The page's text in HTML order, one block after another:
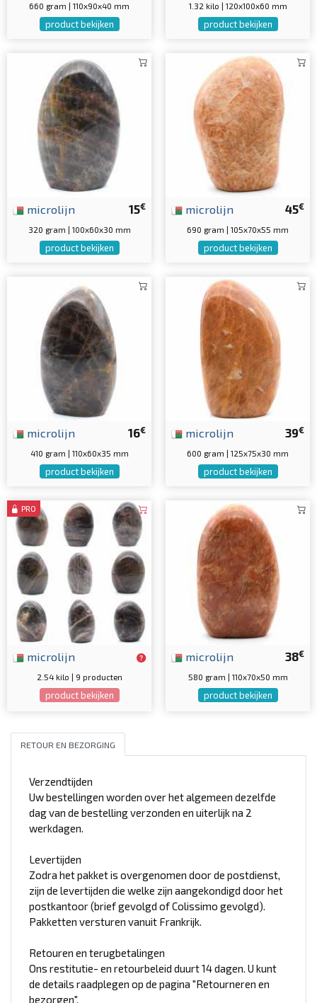
660 gram | 110x90x40 mm
product bekijken
1.32 kilo | 120x100x60 mm
product bekijken
15€
microlijn
320 gram | 100x60x30 mm
product bekijken
45€
microlijn
690 gram | 105x70x55 mm
product bekijken
16€
microlijn
410 gram | 110x60x35 mm
product bekijken
39€
microlijn
600 gram | 125x75x30 mm
product bekijken
PRO
microlijn
2.54 kilo | 9 producten
product bekijken
38€
microlijn
580 gram | 110x70x50 mm
product bekijken
RETOUR EN BEZORGING
Verzendtijden
Uw bestellingen worden over het algemeen dezelfde
dag van de bestelling verzonden en uiterlijk na 2
werkdagen.
Levertijden
Zodra het pakket is overgenomen door de postdienst,
zijn de levertijden die welke zijn aangekondigd door het
postkantoor (brief gevolgd of Colissimo gevolgd).
Pakketten versturen vanuit Frankrijk.
Retouren en terugbetalingen
Ons restitutie- en retourbeleid duurt 14 dagen. U kunt
de details raadplegen op de pagina "Retourneren en
bezorgen".